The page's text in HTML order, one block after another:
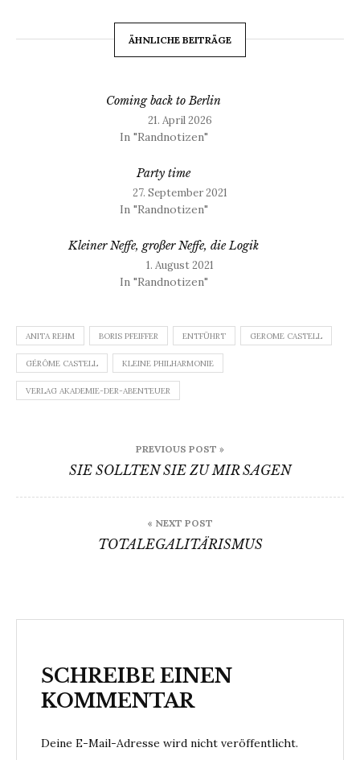
ÄHNLICHE BEITRÄGE
Coming back to Berlin
21. April 2026
In "Randnotizen"
Party time
27. September 2021
In "Randnotizen"
Kleiner Neffe, großer Neffe, die Logik
1. August 2021
In "Randnotizen"
ANITA REHM BORIS PFEIFFER ENTFÜHRT GEROME CASTELL
GÉRÔME CASTELL KLEINE PHILHARMONIE
VERLAG AKADEMIE-DER-ABENTEUER
PREVIOUS POST »
SIE SOLLTEN SIE ZU MIR SAGEN
« NEXT POST
TOTALEGALITÄRISMUS
SCHREIBE EINEN
KOMMENTAR
Deine E-Mail-Adresse wird nicht veröffentlicht.